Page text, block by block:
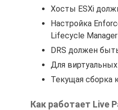
Хосты ESXi
Настройка
Lifecycle
DRS должен
Для
Текущая сборка
Как работает Live